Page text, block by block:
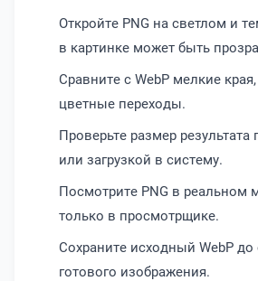
Откройте PNG на светлом и
в картинке может быть
Сравните с WebP мелкие края,
цветные переходы.
Проверьте размер результата
или загрузкой в систему.
Посмотрите PNG в реальном
только в просмотрщике.
Сохраните исходный WebP до
готового изображения.